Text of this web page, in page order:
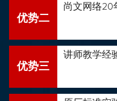
优势二
尚文网络20
优势三
讲师教学经